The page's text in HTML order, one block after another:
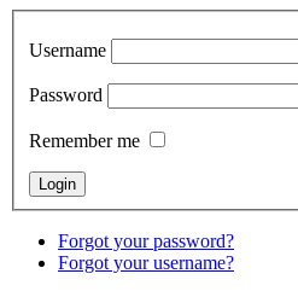
Username
Password
Remember me
Forgot your password?
Forgot your username?